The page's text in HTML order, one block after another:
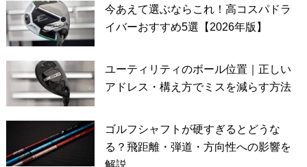
今あえて選ぶならこれ！高コスパドラ
イバーおすすめ5選【2026年版】
ユーティリティのボール位置｜正しい
アドレス・構え方でミスを減らす方法
ゴルフシャフトが硬すぎるとどうな
る？飛距離・弾道・方向性への影響を
解説